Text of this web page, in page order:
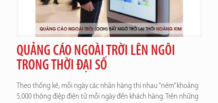
QUẢNG CÁO NGOÀI TRỜI LÊN NGÔI
TRONG THỜI ĐẠI SỐ
Theo thống kê, mỗi ngày các nhãn hàng thi nhau “ném” khoảng
5.000 thông điệp điện tử mỗi ngày đến khách hàng. Trên những